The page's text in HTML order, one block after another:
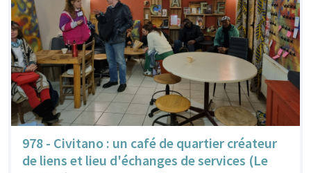
978 - Civitano : un café de quartier créateur
de liens et lieu d'échanges de services (Le